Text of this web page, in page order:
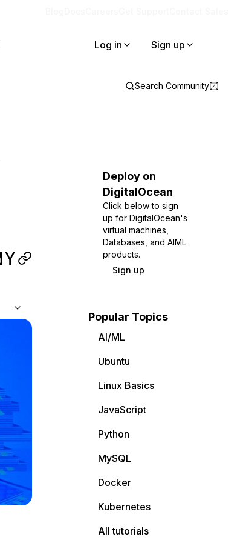
Log in Sign up
Search Community
Deploy on
DigitalOcean
Click below to sign
up for DigitalOcean's
virtual machines,
Databases, and AIML
products.
Sign up
Popular Topics
AI/ML
Ubuntu
Linux Basics
JavaScript
Python
MySQL
Docker
Kubernetes
All tutorials